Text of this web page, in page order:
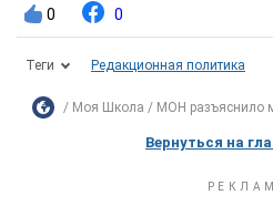
0 0
Теги Редакционная политика
Моя Школа МОН разъяснило
Вернуться на